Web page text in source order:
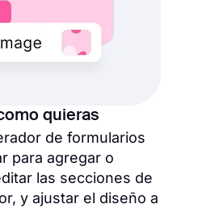
quieras
de formularios
para agregar o
las secciones de
y ajustar el diseño a